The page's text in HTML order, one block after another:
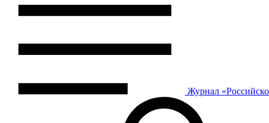
Журнал